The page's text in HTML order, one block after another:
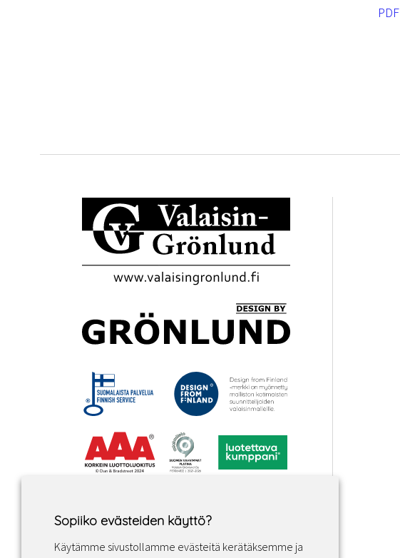
PDF
Sopiiko evästeiden käyttö?
Käytämme sivustollamme evästeitä kerätäksemme ja